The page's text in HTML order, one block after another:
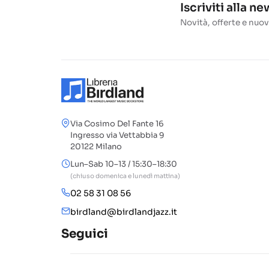
Iscriviti alla
Novità, offerte e
Via Cosimo Del Fante 16
Ingresso via Vettabbia 9
20122 Milano
Lun–Sab 10–13 / 15:30–18:30
(chiuso domenica e lunedì mattina)
02 58 31 08 56
birdland@birdlandjazz.it
Seguici